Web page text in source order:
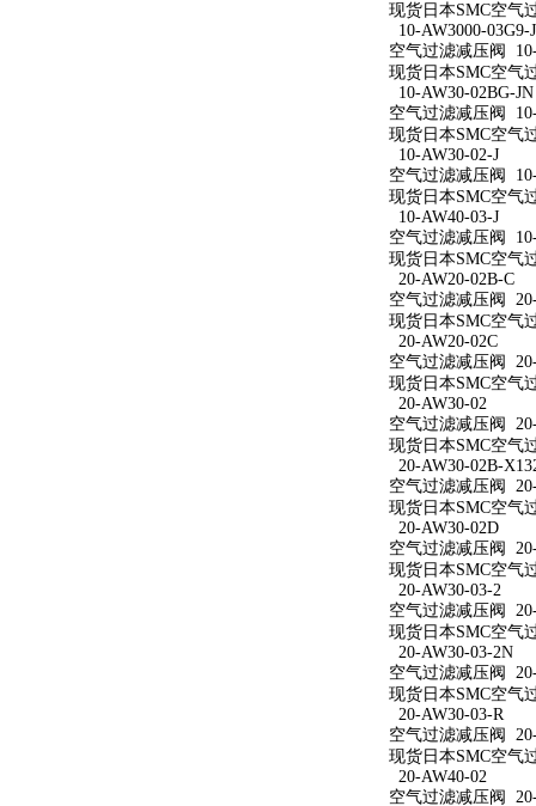
现货日本SMC空气
10-AW3000-03G9-
空气过滤减压阀
现货日本SMC空气
10-AW30-02BG-JN
空气过滤减压阀
现货日本SMC空气
10-AW30-02-J
空气过滤减压阀
现货日本SMC空气
10-AW40-03-J
空气过滤减压阀
现货日本SMC空气
20-AW20-02B-C
空气过滤减压阀
现货日本SMC空气
20-AW20-02C
空气过滤减压阀
现货日本SMC空气
20-AW30-02
空气过滤减压阀
现货日本SMC空气
20-AW30-02B-
空气过滤减压阀
现货日本SMC空气
20-AW30-02D
空气过滤减压阀
现货日本SMC空气
20-AW30-03-2
空气过滤减压阀
现货日本SMC空气
20-AW30-03-2N
空气过滤减压阀
现货日本SMC空气
20-AW30-03-R
空气过滤减压阀
现货日本SMC空气
20-AW40-02
空气过滤减压阀